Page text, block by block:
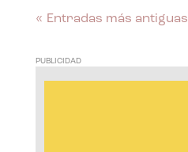
« Entradas más antiguas
PUBLICIDAD